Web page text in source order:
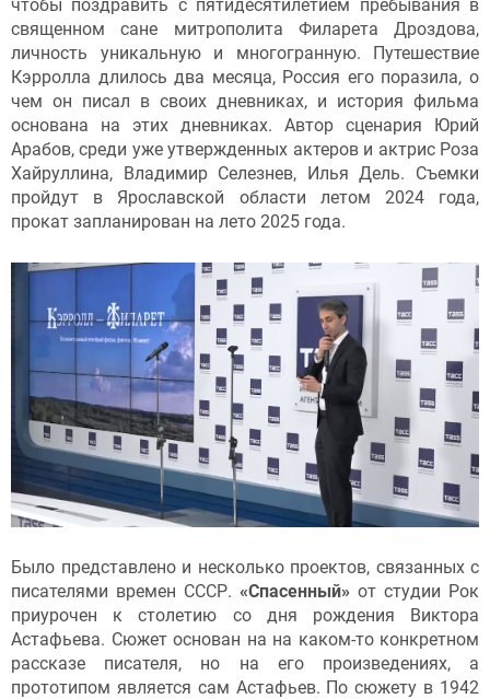
чтобы поздравить с пятидесятилетием пребывания в
священном сане митрополита Филарета Дроздова,
личность уникальную и многогранную. Путешествие
Кэрролла длилось два месяца, Россия его поразила, о
чем он писал в своих дневниках, и история фильма
основана на этих дневниках. Автор сценария Юрий
Арабов, среди уже утвержденных актеров и актрис Роза
Хайруллина, Владимир Селезнев, Илья Дель. Съемки
пройдут в Ярославской области летом 2024 года,
прокат запланирован на лето 2025 года.
Было представлено и несколько проектов, связанных с
писателями времен СССР. «Спасенный» от студии Рок
приурочен к столетию со дня рождения Виктора
Астафьева. Сюжет основан на на каком-то конкретном
рассказе писателя, но на его произведениях, а
прототипом является сам Астафьев. По сюжету в 1942